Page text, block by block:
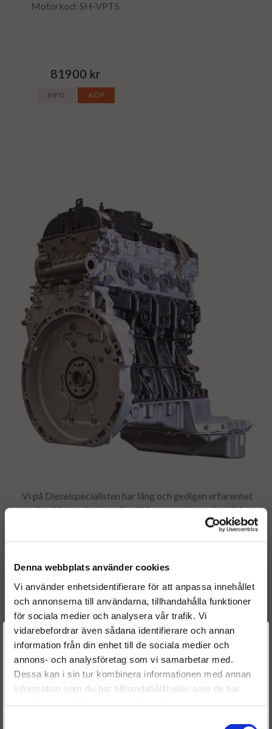
Denna webbplats använder cookies
Vi använder enhetsidentifierare för att anpassa innehållet
och annonserna till användarna, tillhandahålla funktioner
för sociala medier och analysera vår trafik. Vi
vidarebefordrar även sådana identifierare och annan
information från din enhet till de sociala medier och
annons- och analysföretag som vi samarbetar med.
Dessa kan i sin tur kombinera informationen med annan
information som du har tillhandahållit eller som de har
Motorkod: SH-VPTS
81900 kr
INFO KÖP
Vi på Dieselspecialisten har lång och gedigen erfarenhet
av dieseldrivna fordon, där allt inom motorer, växellådor,
Topplock, dieselsystem, turboaggregat etc. ingår i vårt
Välkommen till
Dieselspecialisten.se
För att förbättra din upplevelse på vår hemsida ber vi dig
välja vilken kategori du tillhör